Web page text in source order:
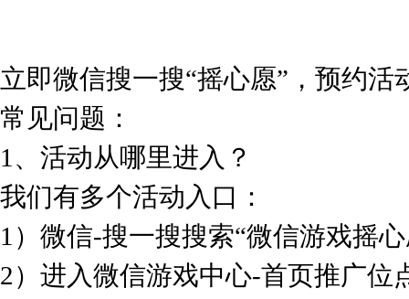
立即微信搜一搜“摇心愿”，预约
常见问题：
1、活动从哪里进入？
我们有多个活动入口：
1）微信-搜一搜搜索“微信游戏摇
2）进入微信游戏中心-首页推广位